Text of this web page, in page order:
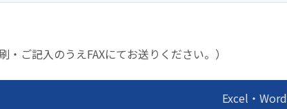
ご記入のうえFAXにてお送りください。）
Excel・Word